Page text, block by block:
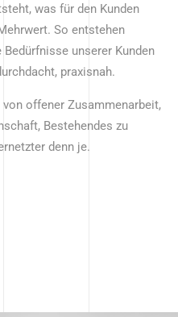
was für den Kunden
So entstehen
unserer Kunden
praxisnah.
offener Zusammenarbeit,
Bestehendes zu
denn je.